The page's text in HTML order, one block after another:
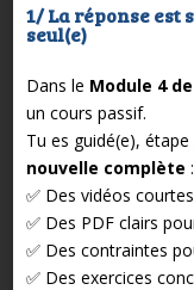
1/ La réponse est
seul(e)
Dans le Module 4
un cours passif.
Tu es guidé(e),
nouvelle complète :
✅ Des vidéos
✅ Des PDF clairs
✅ Des contraintes
✅ Des exercices